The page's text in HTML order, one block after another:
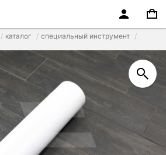
каталог специальный инструмент